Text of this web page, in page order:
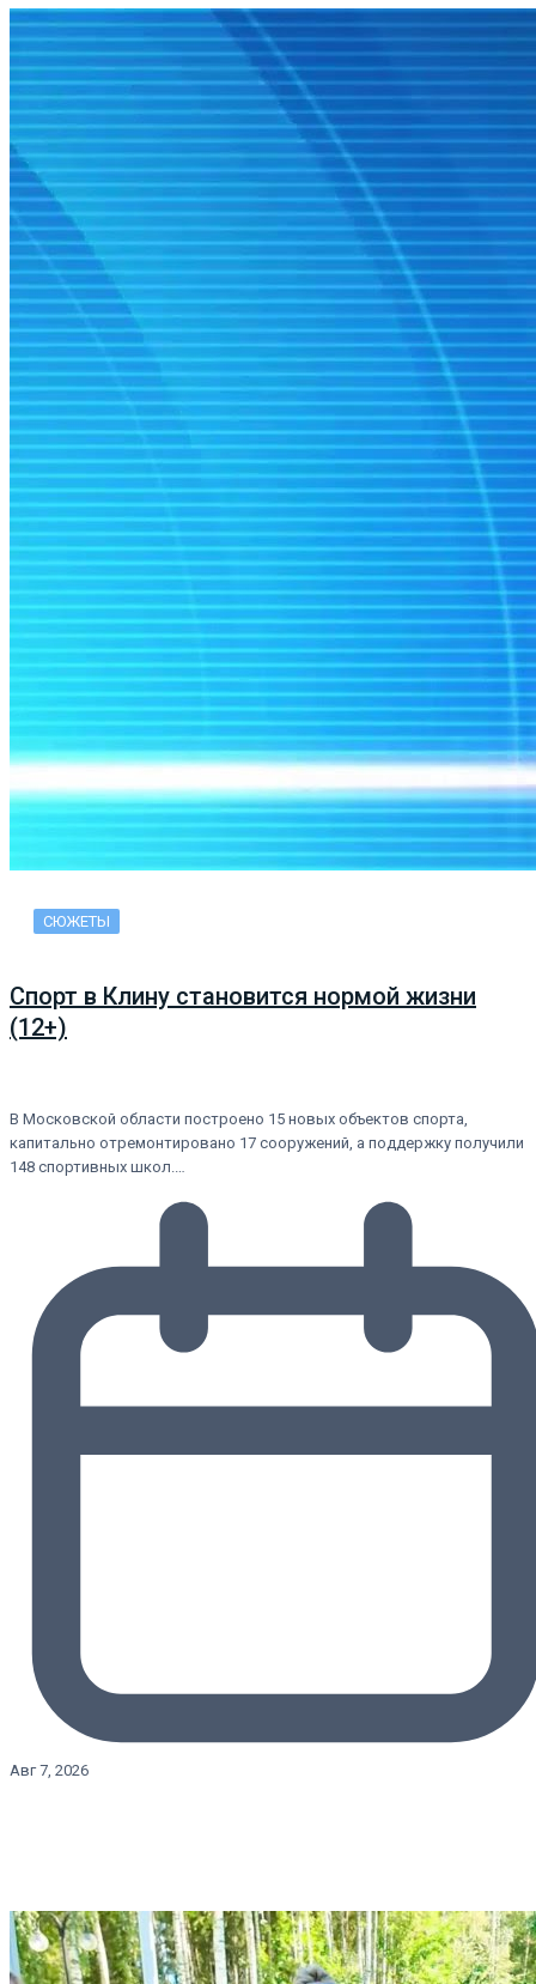
СЮЖЕТЫ
Спорт в Клину становится нормой жизни
(12+)
В Московской области построено 15 новых объектов спорта,
капитально отремонтировано 17 сооружений, а поддержку получили
148 спортивных школ.…
Авг 7, 2026